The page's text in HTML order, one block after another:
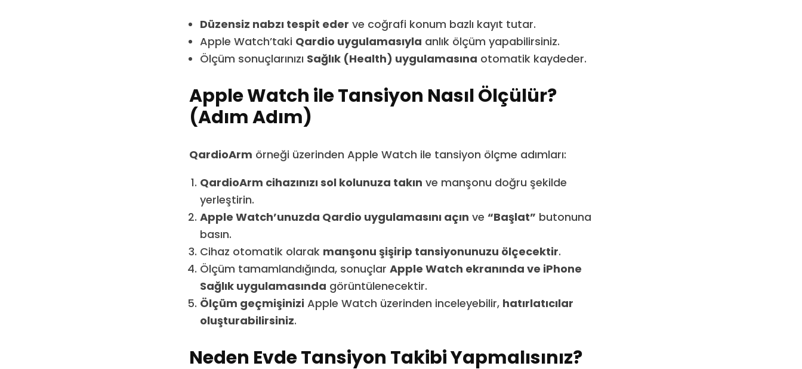
Düzensiz nabzı tespit eder ve coğrafi konum bazlı kayıt tutar.
Apple Watch’taki Qardio uygulamasıyla anlık ölçüm yapabilirsiniz.
Ölçüm sonuçlarınızı Sağlık (Health) uygulamasına otomatik kaydeder.
Apple Watch ile Tansiyon Nasıl Ölçülür?
(Adım Adım)
QardioArm örneği üzerinden Apple Watch ile tansiyon ölçme adımları:
QardioArm cihazınızı sol kolunuza takın ve manşonu doğru şekilde
yerleştirin.
Apple Watch’unuzda Qardio uygulamasını açın ve “Başlat” butonuna
basın.
Cihaz otomatik olarak manşonu şişirip tansiyonunuzu ölçecektir.
Ölçüm tamamlandığında, sonuçlar Apple Watch ekranında ve iPhone
Sağlık uygulamasında görüntülenecektir.
Ölçüm geçmişiniziApple Watch üzerinden inceleyebilir, hatırlatıcılar
oluşturabilirsiniz.
Neden Evde Tansiyon Takibi Yapmalısınız?